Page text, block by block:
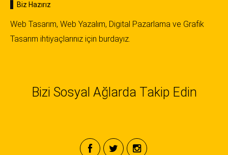
Biz Hazırız
Web Tasarım, Web Yazalım, Digital Pazarlama ve Grafik
Tasarım ihtiyaçlarınız için burdayız.
Bizi Sosyal Ağlarda Takip Edin